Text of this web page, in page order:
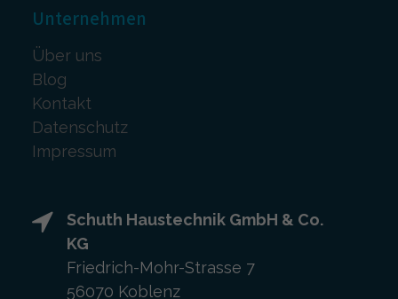
Unternehmen
Über uns
Blog
Kontakt
Datenschutz
Impressum
Schuth Haustechnik GmbH & Co.
KG
Friedrich-Mohr-Strasse 7
56070 Koblenz